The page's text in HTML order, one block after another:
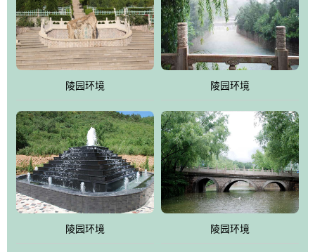
陵是世间稀有的地形宝地，也是我们让逝者回归自然的首选墓葬之
灵穴，安息之宝地。
陵园环境 陵园环境
陵园环境 陵园环境